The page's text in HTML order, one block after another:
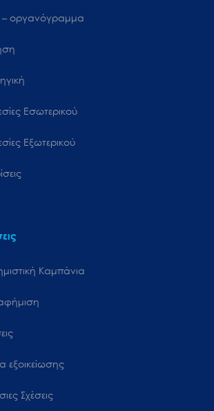
οργανόγραμμα
Εσωτερικού
Εξωτερικού
Καμπάνια
εξοικείωσης
Σχέσεις